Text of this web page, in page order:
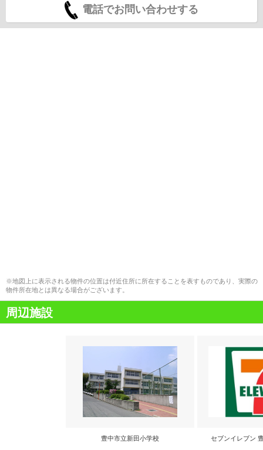
電話でお問い合わせする
※地図上に表示される物件の位置は付近住所に所在することを表すものであり、実際の
物件所在地とは異なる場合がございます。
周辺施設
豊中市立新田小学校 セブンイレブン